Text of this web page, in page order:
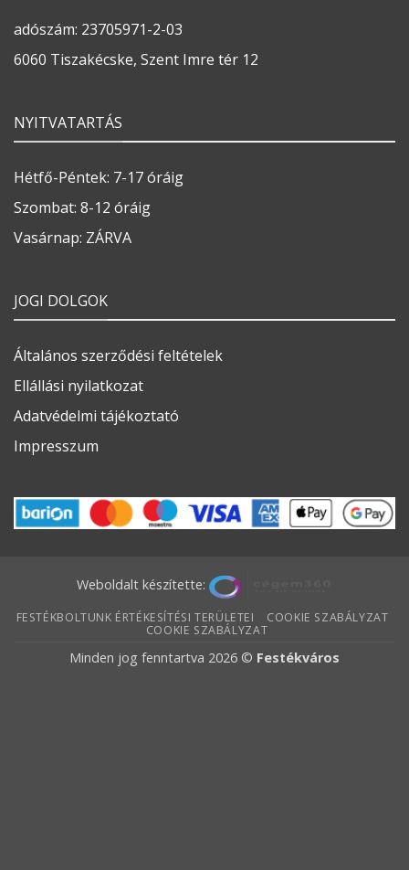
adószám: 23705971-2-03
6060 Tiszakécske, Szent Imre tér 12
NYITVATARTÁS
Hétfő-Péntek: 7-17 óráig
Szombat: 8-12 óráig
Vasárnap: ZÁRVA
JOGI DOLGOK
Általános szerződési feltételek
Ellállási nyilatkozat
Adatvédelmi tájékoztató
Impresszum
Weboldalt készítette:
FESTÉKBOLTUNK ÉRTÉKESÍTÉSI TERÜLETEI
COOKIE SZABÁLYZAT
COOKIE SZABÁLYZAT
Minden jog fenntartva 2026 © Festékváros